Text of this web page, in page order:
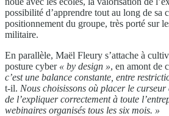
possibilité d’apprendre tout au long de sa
positionnement du groupe, très porté sur
militaire.
En parallèle, Maël Fleury s’attache à
posture cyber « by design », en amont de
c’est une balance constante, entre
t-il. Nous choisissons où placer le curseur
de l’expliquer correctement à toute
webinaires organisés tous les six mois. »